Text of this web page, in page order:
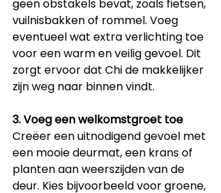
geen obstakels bevat, zoals fietsen,
vuilnisbakken of rommel. Voeg
eventueel wat extra verlichting toe
voor een warm en veilig gevoel. Dit
zorgt ervoor dat Chi de makkelijker
zijn weg naar binnen vindt.
3. Voeg een welkomstgroet toe
Creëer een uitnodigend gevoel met
een mooie deurmat, een krans of
planten aan weerszijden van de
deur. Kies bijvoorbeeld voor groene,